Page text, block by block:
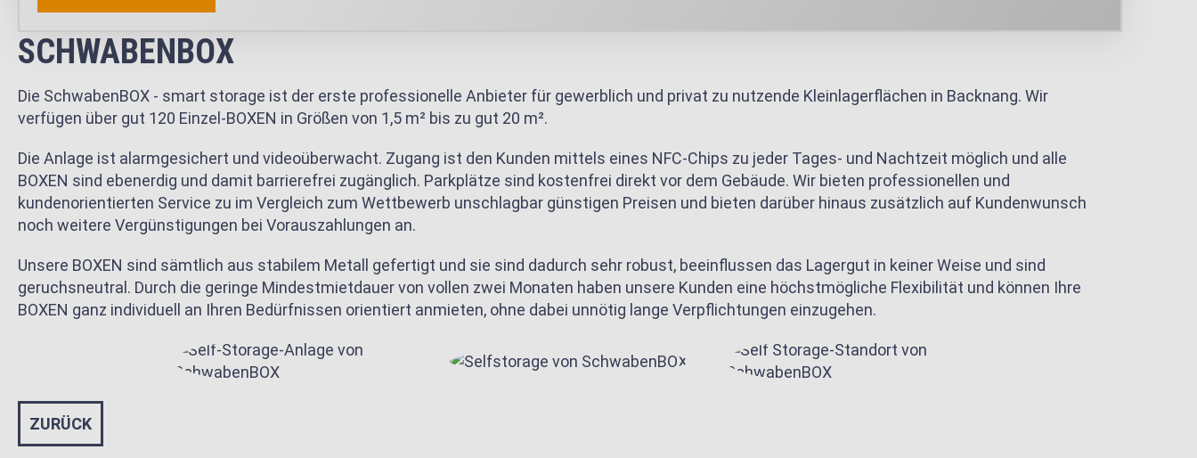
SCHWABENBOX
Die SchwabenBOX - smart storage ist der erste professionelle Anbieter für gewerblich und privat zu nutzende Kleinlagerflächen in Backnang. Wir
verfügen über gut 120 Einzel-BOXEN in Größen von 1,5 m² bis zu gut 20 m².
Die Anlage ist alarmgesichert und videoüberwacht. Zugang ist den Kunden mittels eines NFC-Chips zu jeder Tages- und Nachtzeit möglich und alle
BOXEN sind ebenerdig und damit barrierefrei zugänglich. Parkplätze sind kostenfrei direkt vor dem Gebäude. Wir bieten professionellen und
kundenorientierten Service zu im Vergleich zum Wettbewerb unschlagbar günstigen Preisen und bieten darüber hinaus zusätzlich auf Kundenwunsch
noch weitere Vergünstigungen bei Vorauszahlungen an.
Unsere BOXEN sind sämtlich aus stabilem Metall gefertigt und sie sind dadurch sehr robust, beeinflussen das Lagergut in keiner Weise und sind
geruchsneutral. Durch die geringe Mindestmietdauer von vollen zwei Monaten haben unsere Kunden eine höchstmögliche Flexibilität und können Ihre
BOXEN ganz individuell an Ihren Bedürfnissen orientiert anmieten, ohne dabei unnötig lange Verpflichtungen einzugehen.
ZURÜCK